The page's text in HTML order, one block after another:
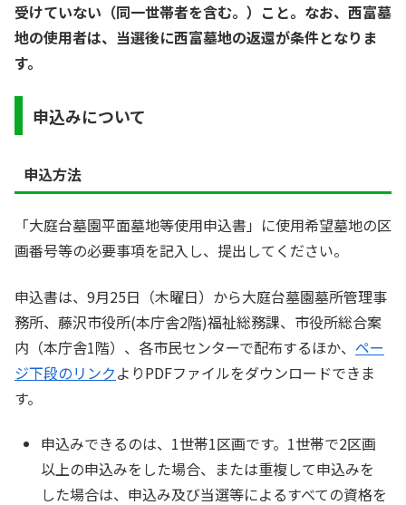
受けていない（同一世帯者を含む。）こと。なお、西富墓
地の使用者は、当選後に西富墓地の返還が条件となりま
す。
申込みについて
申込方法
「大庭台墓園平面墓地等使用申込書」に使用希望墓地の区
画番号等の必要事項を記入し、提出してください。
申込書は、9月25日（木曜日）から大庭台墓園墓所管理事
務所、藤沢市役所(本庁舎2階)福祉総務課、市役所総合案
内（本庁舎1階）、各市民センターで配布するほか、 ペー
ジ下段のリンクよりPDFファイルをダウンロードできま
す。
申込みできるのは、1世帯1区画です。1世帯で2区画
以上の申込みをした場合、または重複して申込みを
した場合は、申込み及び当選等によるすべての資格を